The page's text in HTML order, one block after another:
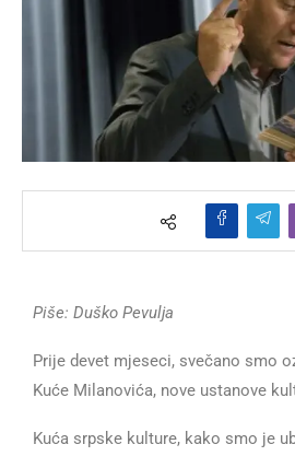
Piše: Duško Pevulja
Prije devet mjeseci, svečano smo
Kuće Milanovića, nove ustanove
Kuća srpske kulture, kako smo je